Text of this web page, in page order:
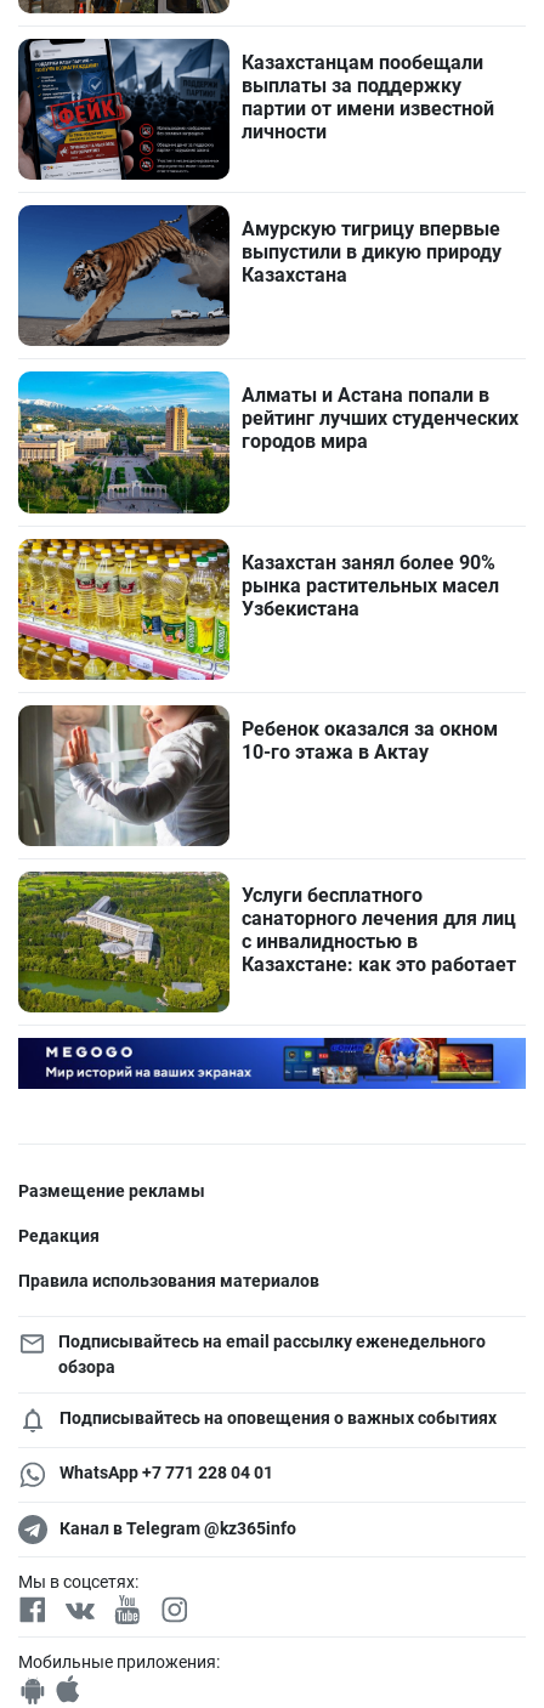
Казахстанцам пообещали
выплаты за поддержку
партии от имени известной
личности
Амурскую тигрицу впервые
выпустили в дикую природу
Казахстана
Алматы и Астана попали в
рейтинг лучших студенческих
городов мира
Казахстан занял более 90%
рынка растительных масел
Узбекистана
Ребенок оказался за окном
10-го этажа в Актау
Услуги бесплатного
санаторного лечения для лиц
с инвалидностью в
Казахстане: как это работает
Размещение рекламы
Редакция
Правила использования материалов
Подписывайтесь на email рассылку еженедельного
обзора
Подписывайтесь на оповещения о важных событиях
WhatsApp +7 771 228 04 01
Канал в Telegram @kz365info
Мы в соцсетях:
Мобильные приложения: